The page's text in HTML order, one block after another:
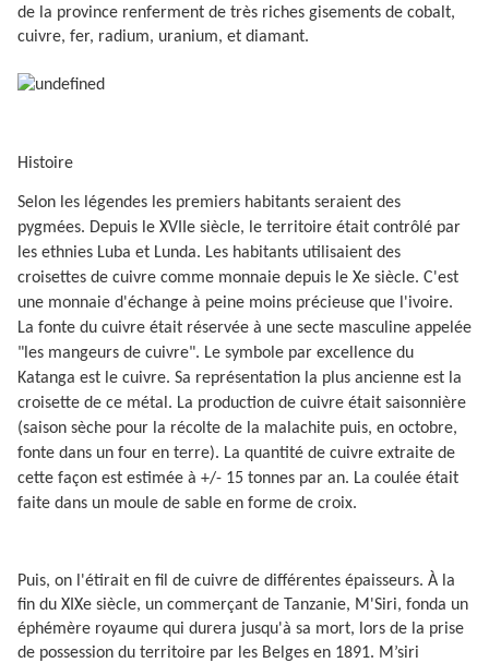
de la province renferment de très riches gisements de cobalt,
cuivre, fer, radium, uranium, et diamant.
Histoire
Selon les légendes les premiers habitants seraient des
pygmées. Depuis le XVIIe siècle, le territoire était contrôlé par
les ethnies Luba et Lunda. Les habitants utilisaient des
croisettes de cuivre comme monnaie depuis le Xe siècle. C'est
une monnaie d'échange à peine moins précieuse que l'ivoire.
La fonte du cuivre était réservée à une secte masculine appelée
"les mangeurs de cuivre". Le symbole par excellence du
Katanga est le cuivre. Sa représentation la plus ancienne est la
croisette de ce métal. La production de cuivre était saisonnière
(saison sèche pour la récolte de la malachite puis, en octobre,
fonte dans un four en terre). La quantité de cuivre extraite de
cette façon est estimée à +/- 15 tonnes par an. La coulée était
faite dans un moule de sable en forme de croix.
Puis, on l'étirait en fil de cuivre de différentes épaisseurs. À la
fin du XIXe siècle, un commerçant de Tanzanie, M'Siri, fonda un
éphémère royaume qui durera jusqu'à sa mort, lors de la prise
de possession du territoire par les Belges en 1891. M’siri